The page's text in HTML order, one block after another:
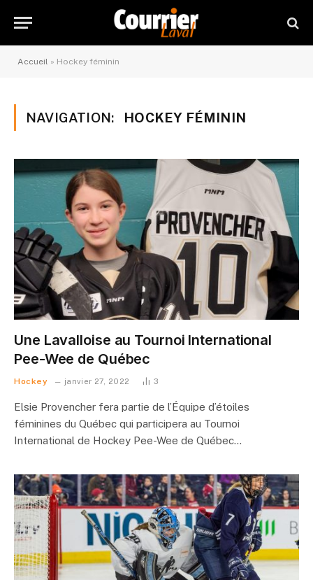
Accueil » Hockey féminin
NAVIGATION: HOCKEY FÉMININ
Une Lavalloise au Tournoi International
Pee-Wee de Québec
Hockey janvier 27, 2022 3
Elsie Provencher fera partie de l’Équipe d’étoiles
féminines du Québec qui participera au Tournoi
International de Hockey Pee-Wee de Québec…